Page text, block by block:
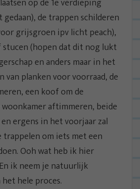
de trappen schilderen
grijsgroen ipv licht peach),
stucen (hopen dat dit nog lukt
en anders maar in het
van planken voor voorraad, de
een koof om de
aftimmeren, beide
ergens in het voorjaar zal
trappelen om iets met een
Ooh wat heb ik hier
ik neem je natuurlijk
hele proces.